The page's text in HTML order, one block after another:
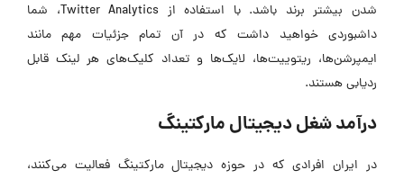
شدن بیشتر برند باشد. با استفاده از Twitter Analytics، شما
داشبوردی خواهید داشت که در آن تمام جزئیات مهم مانند
ایمپرشن‌ها، ریتوییت‌ها، لایک‌ها و تعداد کلیک‌های هر لینک قابل
ردیابی هستند.
درآمد شغل دیجیتال مارکتینگ
در ایران افرادی که در حوزه دیجیتال مارکتینگ فعالیت می‌کنند،